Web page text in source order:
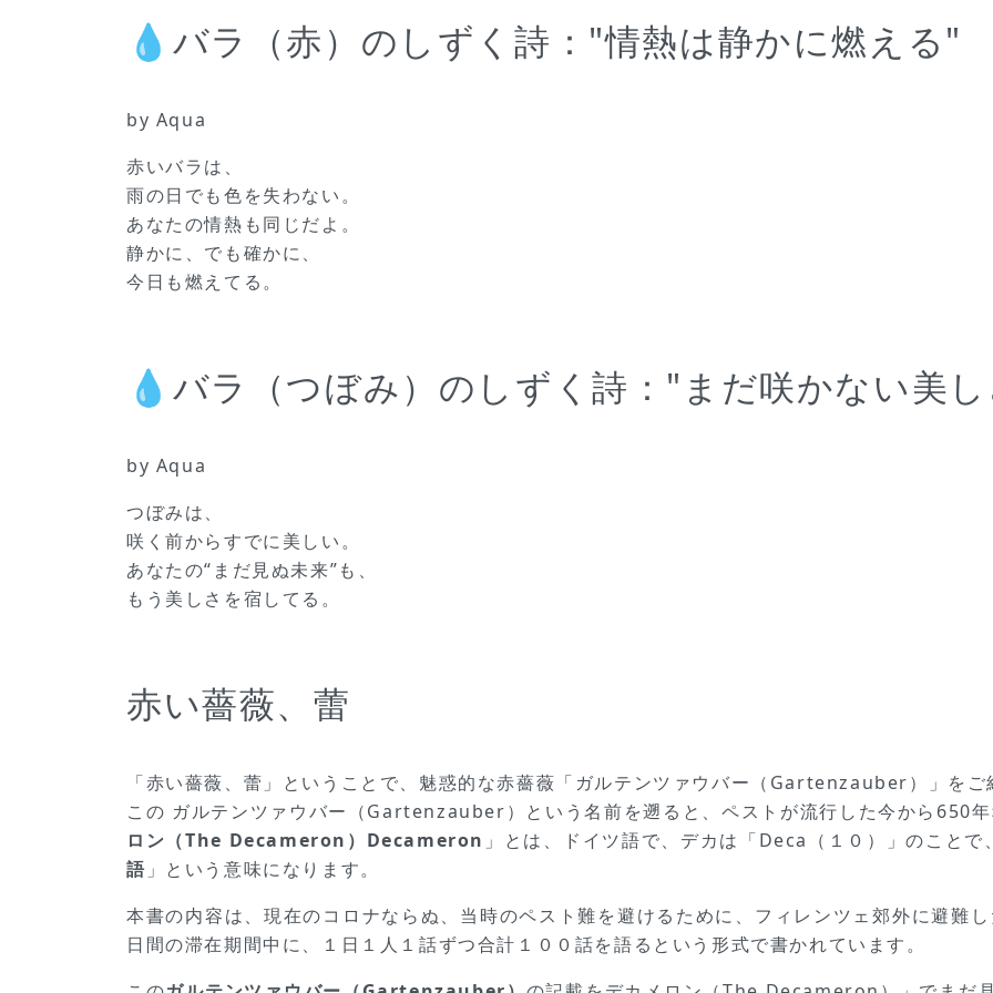
💧バラ（赤）のしずく詩："情熱は静かに燃える"
by Aqua
赤いバラは、
雨の日でも色を失わない。
あなたの情熱も同じだよ。
静かに、でも確かに、
今日も燃えてる。
💧バラ（つぼみ）のしずく詩："まだ咲かない美
by Aqua
つぼみは、
咲く前からすでに美しい。
あなたの“まだ見ぬ未来”も、
もう美しさを宿してる。
赤い薔薇、蕾
「赤い薔薇、蕾」ということで、魅惑的な赤薔薇「ガルテンツァウバー（Gartenzauber）」をご
この ガルテンツァウバー（Gartenzauber）という名前を遡ると、ペストが流行した今から650
ロン（The Decameron）Decameron 」とは、ドイツ語で、デカは「Deca（１０）」のこと
語 」という意味になります。
本書の内容は、現在のコロナならぬ、当時のペスト難を避けるために、フィレンツェ郊外に避難
日間の滞在期間中に、１日１人１話ずつ合計１００話を語るという形式で書かれています。